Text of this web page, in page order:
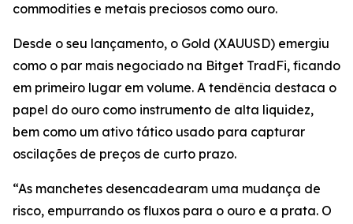
commodities e metais preciosos como ouro.
Desde o seu lançamento, o Gold (XAUUSD) emergiu
como o par mais negociado na Bitget TradFi, ficando
em primeiro lugar em volume. A tendência destaca o
papel do ouro como instrumento de alta liquidez,
bem como um ativo tático usado para capturar
oscilações de preços de curto prazo.
“As manchetes desencadearam uma mudança de
risco, empurrando os fluxos para o ouro e a prata. O